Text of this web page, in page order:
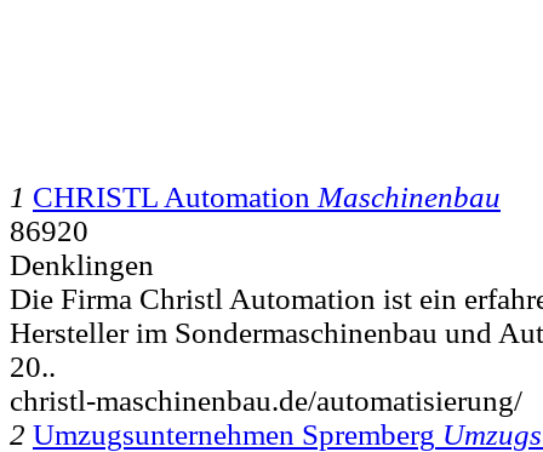
1 CHRISTL Automation Maschinenbau
86920
Denklingen
Die Firma Christl Automation ist ein
Hersteller im Sondermaschinenbau und
20..
christl-maschinenbau.de/automatisierung/
2 Umzugsunternehmen Spremberg